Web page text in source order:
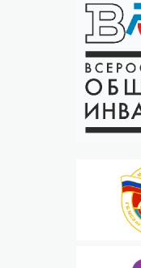
186
191
196
201